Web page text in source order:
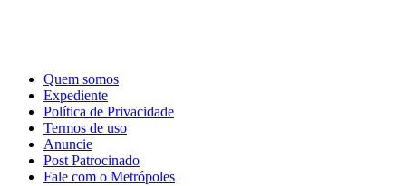
Quem somos
Expediente
Política de Privacidade
Termos de uso
Anuncie
Post Patrocinado
Fale com o Metrópoles